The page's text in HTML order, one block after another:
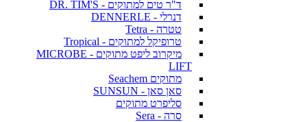
ד"ר טים למתוקים - DR. TIM'S
דנרלי - DENNERLE
טטרה - Tetra
טרופיקל למתוקים - Tropical
מיקרוב ליפט מתוקים - MICROBE
LIFT
מתוקים Seachem
סאן סאן - SUNSUN
סליפרט מתוקים
סרה - Sera